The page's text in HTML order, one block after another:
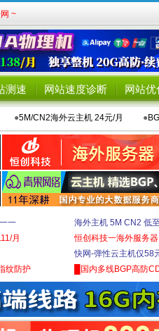
~
测速 网站速度诊断 网站
●5M/CN2海外云主机 24元/月 ●
一
月
纹防护
海外主机 5M CN2 低
恒创科技一海外服务
快网-弹性云主机仅58
█国内多线BGP高防